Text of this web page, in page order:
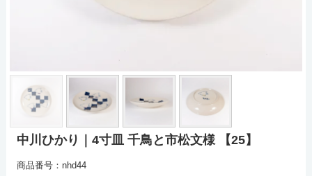
中川ひかり｜4寸皿 千鳥と市松文様 【25】
商品番号：nhd44